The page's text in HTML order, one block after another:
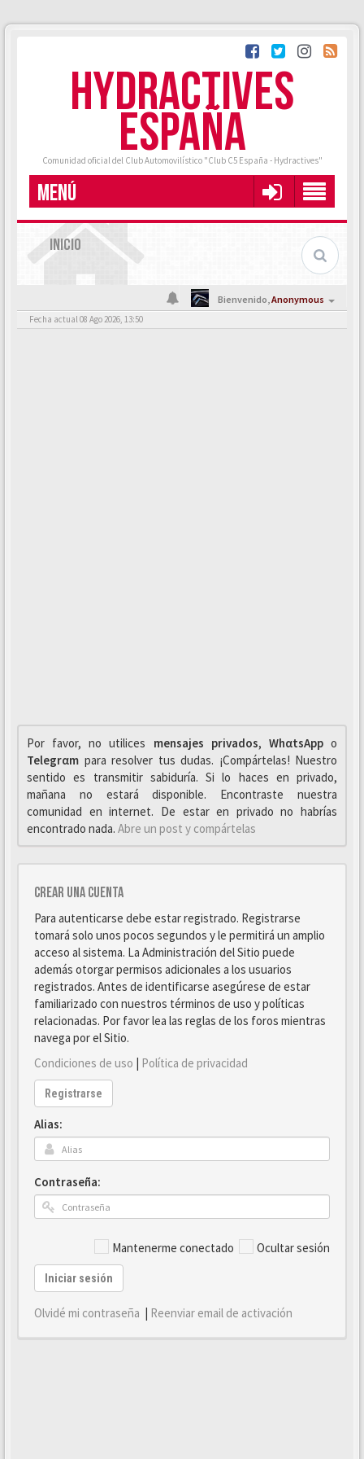
HYDRACTIVES
ESPAÑA
Comunidad oficial del Club Automovilístico "Club C5 España - Hydractives"
MENÚ
INICIO
Bienvenido,Anonymous
Fecha actual 08 Ago 2026, 13:50
Por favor, no utilices mensajes privados, WhαtsAppo
Telegrαm para resolver tus dudas. ¡Compártelas! Nuestro
sentido es transmitir sabiduría. Si lo haces en privado,
mañana no estará disponible. Encontraste nuestra
comunidad en internet. De estar en privado no habrías
encontrado nada. Abre un post y compártelas
Crear una cuenta
Para autenticarse debe estar registrado. Registrarse
tomará solo unos pocos segundos y le permitirá un amplio
acceso al sistema. La Administración del Sitio puede
además otorgar permisos adicionales a los usuarios
registrados. Antes de identificarse asegúrese de estar
familiarizado con nuestros términos de uso y políticas
relacionadas. Por favor lea las reglas de los foros mientras
navega por el Sitio.
Condiciones de uso | Política de privacidad
Registrarse
Alias:
Contraseña:
Mantenerme conectado Ocultar sesión
Iniciar sesión
Olvidé mi contraseña | Reenviar email de activación